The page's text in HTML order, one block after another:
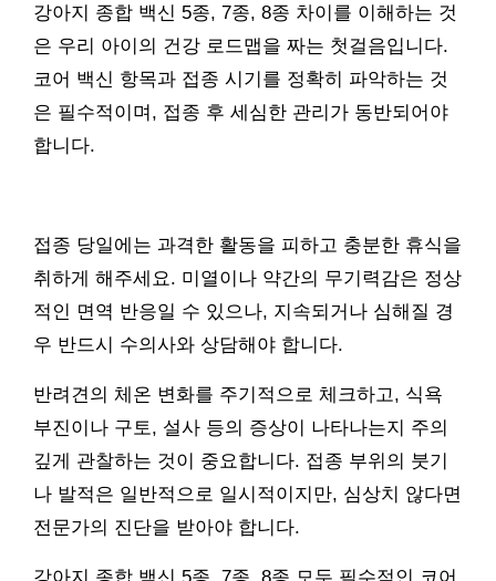
강아지 종합 백신 5종, 7종, 8종 차이를 이해하는 것
은 우리 아이의 건강 로드맵을 짜는 첫걸음입니다.
코어 백신 항목과 접종 시기를 정확히 파악하는 것
은 필수적이며, 접종 후 세심한 관리가 동반되어야
합니다.
접종 당일에는 과격한 활동을 피하고 충분한 휴식을
취하게 해주세요. 미열이나 약간의 무기력감은 정상
적인 면역 반응일 수 있으나, 지속되거나 심해질 경
우 반드시 수의사와 상담해야 합니다.
반려견의 체온 변화를 주기적으로 체크하고, 식욕
부진이나 구토, 설사 등의 증상이 나타나는지 주의
깊게 관찰하는 것이 중요합니다. 접종 부위의 붓기
나 발적은 일반적으로 일시적이지만, 심상치 않다면
전문가의 진단을 받아야 합니다.